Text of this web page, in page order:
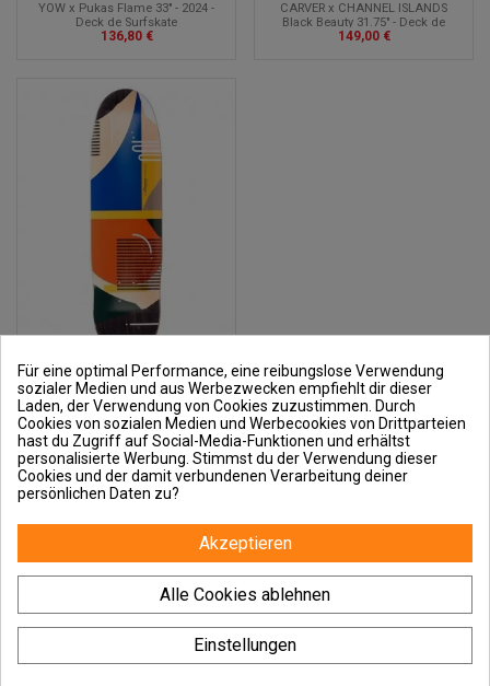
YOW x Pukas Flame 33" - 2024 -
Deck de Surfskate
136,80 €
CARVER x CHANNEL ISLANDS
Black Beauty 31.75" - Deck de
Surfskate
149,00 €
LOADED Coyote V2 30.75" - Deck de
Cruiser
115,00 €
Guides
Contact us
Für eine optimal Performance, eine reibungslose Verwendung
sozialer Medien und aus Werbezwecken empfiehlt dir dieser
Laden, der Verwendung von Cookies zuzustimmen. Durch
Cookies von sozialen Medien und Werbecookies von Drittparteien
hast du Zugriff auf Social-Media-Funktionen und erhältst
personalisierte Werbung. Stimmst du der Verwendung dieser
Cookies und der damit verbundenen Verarbeitung deiner
persönlichen Daten zu?
Akzeptieren
Alle Cookies ablehnen
Einstellungen